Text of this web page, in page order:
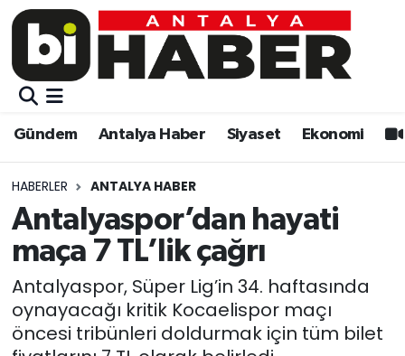
Gündem Antalya Haber Siyaset Ekonomi
HABERLER ANTALYA HABER
Antalyaspor’dan hayati
maça 7 TL’lik çağrı
Antalyaspor, Süper Lig’in 34. haftasında
oynayacağı kritik Kocaelispor maçı
öncesi tribünleri doldurmak için tüm bilet
Gündem
Siyaset
Ekonomi
Video
Eğitim
Kültür-sanat
Gündem
Siyaset
Eğitim
Ekonomi
Kültür-sanat
Sağlık
Muratpaşa Nöbetçi Eczaneler
Muratpaşa Trafik Yoğunluk Haritası
Süper Lig Puan Durumu ve Fikstür
Tüm Manşetler
Son Dakika Haberleri
Haber Arşivi